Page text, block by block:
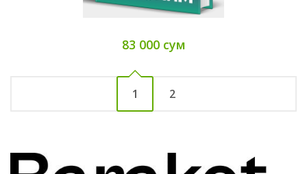
83 000 сум
1 2